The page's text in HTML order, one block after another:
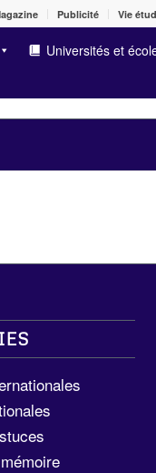
Publicité Vie
Universités et